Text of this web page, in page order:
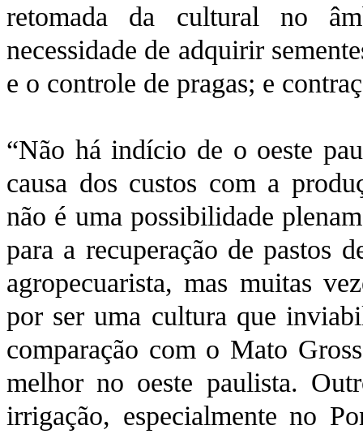
retomada da cultural no
necessidade de adquirir
e o controle de pragas; e
“Não há indício de o oeste
causa dos custos com a
não é uma possibilidade
para a recuperação de pastos
agropecuarista, mas muitas
por ser uma cultura que
comparação com o Mato
melhor no oeste paulista.
irrigação, especialmente no